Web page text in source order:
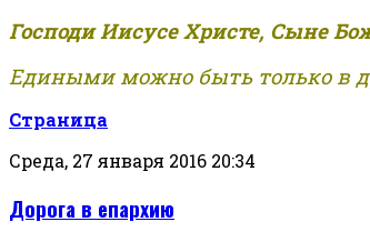
Господи Иисусе Христе, Сыне
Едиными можно быть только в
Страница
Среда, 27 января 2016 20:34
Дорога в епархию